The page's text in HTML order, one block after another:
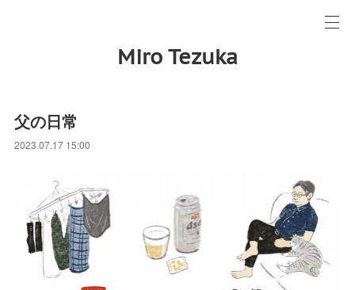
Miro Tezuka
父の日常
2023.07.17 15:00